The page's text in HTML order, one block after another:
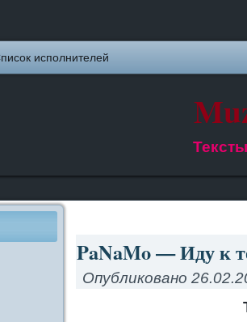
исполнителей
PaNaMo — Иду к
Опубликовано